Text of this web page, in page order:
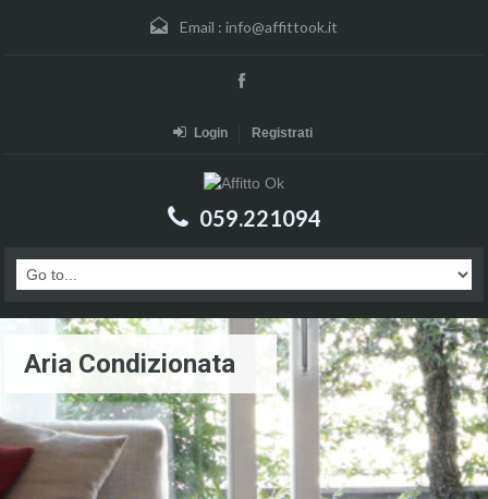
Email : info@affittook.it
Login Registrati
059.221094
Aria Condizionata